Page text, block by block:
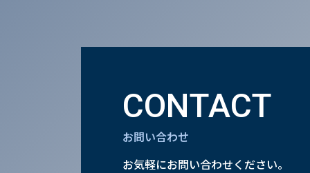
CONTACT
お問い合わせ
お気軽にお問い合わせください。